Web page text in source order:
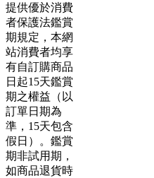
提供優於消費
者保護法鑑賞
期規定，本網
站消費者均享
有自訂購商品
日起15天鑑賞
期之權益（以
訂單日期為
準，15天包含
假日）。鑑賞
期非試用期，
如商品退貨時